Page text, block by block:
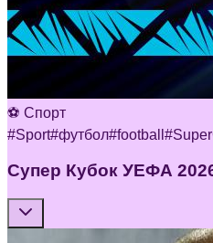
⚽ Спорт
#Sport#футбол#football #
Супер Кубок УЕФА